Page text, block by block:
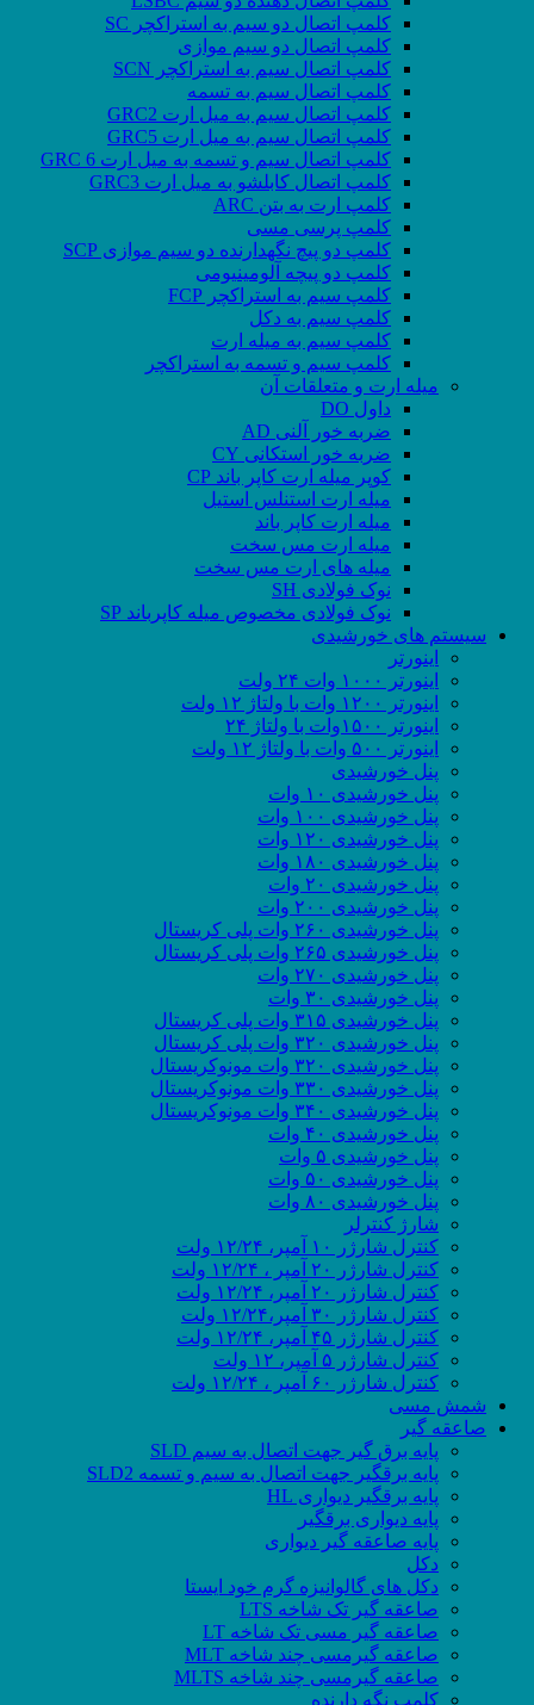
کلمپ اتصال دو سیم به استراکچر SC
کلمپ اتصال دو سیم موازی
کلمپ اتصال سیم به استراکچر SCN
کلمپ اتصال سیم به تسمه
کلمپ اتصال سیم به میل ارت GRC2
کلمپ اتصال سیم به میل ارت GRC5
کلمپ اتصال سیم و تسمه به میل ارت GRC 6
کلمپ اتصال کابلشو به میل ارت GRC3
کلمپ ارت به بتن ARC
کلمپ پرسی مسی
کلمپ دو پیچ نگهدارنده دو سیم موازی SCP
کلمپ دو پیچه آلومینیومی
کلمپ سیم به استراکچر FCP
کلمپ سیم به دکل
کلمپ سیم به میله ارت
کلمپ سیم و تسمه به استراکچر
میله ارت و متعلقات آن
داول DO
ضربه خور آلنی AD
ضربه خور استکانی CY
کوپر میله ارت کاپر باند CP
میله ارت استنلس استیل
میله ارت کاپر باند
میله ارت مس سخت
میله های ارت مس سخت
نوک فولادی SH
نوک فولادی مخصوص میله کاپرباند SP
سیستم های خورشیدی
اینورتر
اینورتر ۱۰۰۰ وات ۲۴ ولت
اینورتر ۱۲۰۰ وات با ولتاژ ۱۲ ولت
اینورتر ۱۵۰۰وات با ولتاژ ۲۴
اینورتر ۵۰۰ وات با ولتاژ ۱۲ ولت
پنل خورشیدی
پنل خورشیدی ۱۰ وات
پنل خورشیدی ۱۰۰ وات
پنل خورشیدی ۱۲۰ وات
پنل خورشیدی ۱۸۰ وات
پنل خورشیدی ۲۰ وات
پنل خورشیدی ۲۰۰ وات
پنل خورشیدی ۲۶۰ وات پلی کریستال
پنل خورشیدی ۲۶۵ وات پلی کریستال
پنل خورشیدی ۲۷۰ وات
پنل خورشیدی ۳۰ وات
پنل خورشیدی ۳۱۵ وات پلی کریستال
پنل خورشیدی ۳۲۰ وات پلی کریستال
پنل خورشیدی ۳۲۰ وات مونوکریستال
پنل خورشیدی ۳۳۰ وات مونوکریستال
پنل خورشیدی ۳۴۰ وات مونوکریستال
پنل خورشیدی ۴۰ وات
پنل خورشیدی ۵ وات
پنل خورشیدی ۵۰ وات
پنل خورشیدی ۸۰ وات
شارژ کنترلر
کنترل شارژر ۱۰ آمپر، ۱۲/۲۴ ولت
کنترل شارژر ۲۰ آمپر ، ۱۲/۲۴ ولت
کنترل شارژر ۲۰ آمپر، ۱۲/۲۴ ولت
کنترل شارژر ۳۰ آمپر،۱۲/۲۴ ولت
کنترل شارژر ۴۵ آمپر، ۱۲/۲۴ ولت
کنترل شارژر ۵ آمپر، ۱۲ ولت
کنترل شارژر ۶۰ آمپر ، ۱۲/۲۴ ولت
شمش مسی
صاعقه گیر
پایه برق گیر جهت اتصال به سیم SLD
پایه برقگیر جهت اتصال به سیم و تسمه SLD2
پایه برقگیر دیواری HL
پایه دیواری برقگیر
پایه صاعقه گیر دیواری
دکل
دکل های گالوانیزه گرم خود ایستا
صاعقه گیر تک شاخه LTS
صاعقه گیر مسی تک شاخه LT
صاعقه گیرمسی چند شاخه MLT
صاعقه گیرمسی چند شاخه MLTS
کلمپ نگه دارنده